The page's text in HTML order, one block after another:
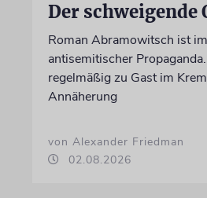
Der schweigende
Roman Abramowitsch ist
antisemitischer
regelmäßig zu Gast im
Annäherung
von Alexander Friedman
02.08.2026